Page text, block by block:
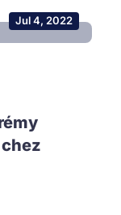
Jul 4, 2022